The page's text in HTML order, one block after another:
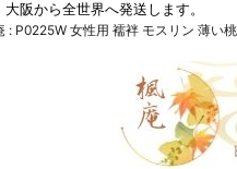
阪から全世界へ発送します。
: P0225W 女性用 襦袢 モスリン 薄